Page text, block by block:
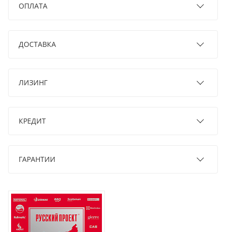
ОПЛАТА
ДОСТАВКА
ЛИЗИНГ
КРЕДИТ
ГАРАНТИИ